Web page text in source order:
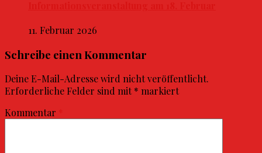
11. Februar 2026
Schreibe einen Kommentar
Deine E-Mail-Adresse wird nicht veröffentlicht.
Erforderliche Felder sind mit* markiert
Kommentar